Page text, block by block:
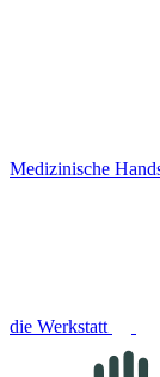
Medizinische
die Werkstatt